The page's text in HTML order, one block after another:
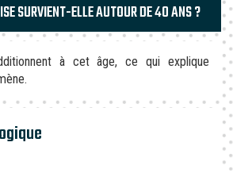
SURVIENT-ELLE AUTOUR DE 40 ANS ?
à cet âge, ce qui explique